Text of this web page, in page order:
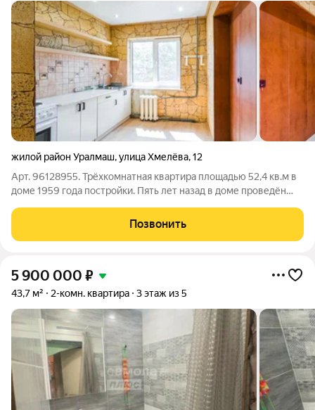
жилой район Уралмаш,улица Хмелёва,12
Арт. 96128955. Трёхкомнатная квартира площадью 52,4 кв.м в
доме 1959 года постройки. Пять лет назад в доме проведён
коммуникации и электропроводка. В квартире сделан
косметический ремонт.
Позвонить
5 900 000 ₽
43,7 м² 2-комн. квартира 3 этаж из 5